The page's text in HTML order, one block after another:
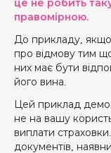
це не робить
правомірною.
До прикладу, якщо
про відмову тим
них має бути
його вина.
Цей приклад
не на вашу
виплати
документів,